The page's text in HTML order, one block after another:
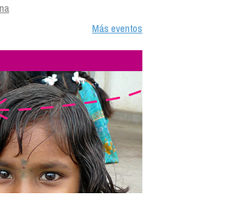
Más eventos